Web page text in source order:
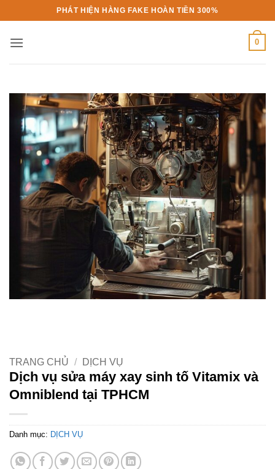
qua
nội
PHÁT HIỆN HÀNG FAKE HOÀN TIỀN 300%
0
TRANG CHỦ / DỊCH VỤ
Dịch vụ sửa máy xay sinh tố Vitamix và
Omniblend tại TPHCM
Danh mục: DỊCH VỤ